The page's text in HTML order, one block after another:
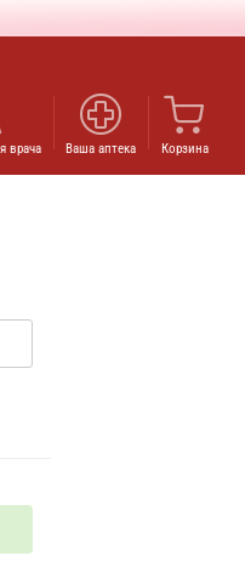
врача Ваша аптека Корзина